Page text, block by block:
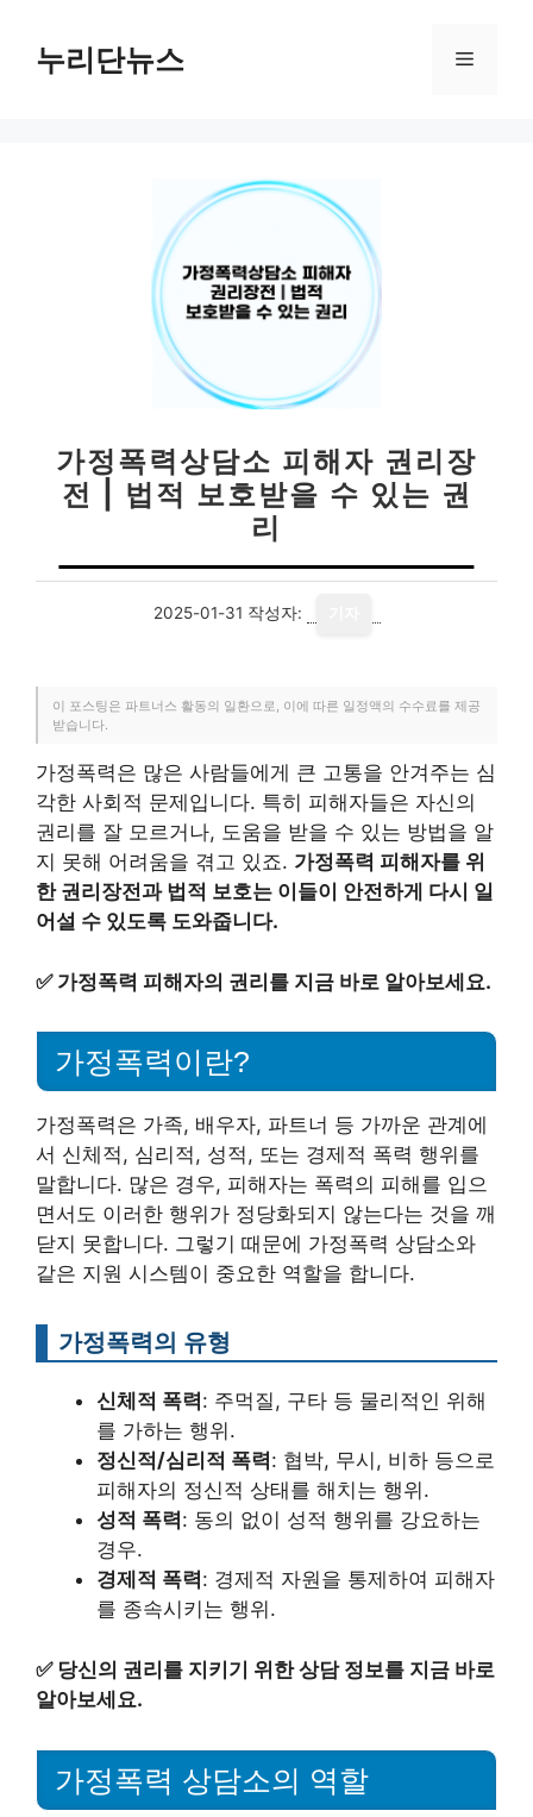
누리단뉴스 메
가정폭력상담소 피해자 권리장
전 | 법적 보호받을 수 있는 권
리
2025-01-31 작성자:
이 포스팅은 파트너스 활동의 일환으로, 이에 따른 일정액의 수수료를 제공
받습니다.
가정폭력은 많은 사람들에게 큰 고통을 안겨주는 심
각한 사회적 문제입니다. 특히 피해자들은 자신의
권리를 잘 모르거나, 도움을 받을 수 있는 방법을 알
지 못해 어려움을 겪고 있죠. 가정폭력 피해자를 위
한 권리장전과 법적 보호는 이들이 안전하게 다시 일
어설 수 있도록 도와줍니다.
✅ 가정폭력 피해자의 권리를 지금 바로 알아보세요.
가정폭력이란?
가정폭력은 가족, 배우자, 파트너 등 가까운 관계에
서 신체적, 심리적, 성적, 또는 경제적 폭력 행위를
말합니다. 많은 경우, 피해자는 폭력의 피해를 입으
면서도 이러한 행위가 정당화되지 않는다는 것을 깨
닫지 못합니다. 그렇기 때문에 가정폭력 상담소와
같은 지원 시스템이 중요한 역할을 합니다.
가정폭력의 유형
신체적 폭력: 주먹질, 구타 등 물리적인 위해
를 가하는 행위.
정신적/심리적 폭력: 협박, 무시, 비하 등으로
피해자의 정신적 상태를 해치는 행위.
성적 폭력: 동의 없이 성적 행위를 강요하는
경우.
경제적 폭력: 경제적 자원을 통제하여 피해자
를 종속시키는 행위.
✅ 당신의 권리를 지키기 위한 상담 정보를 지금 바로
알아보세요.
가정폭력 상담소의 역할